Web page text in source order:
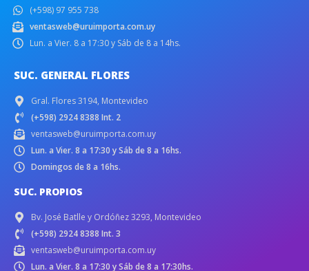
(+598) 97 955 738
ventasweb@uruimporta.com.uy
Lun. a Vier. 8 a 17:30 y Sáb de 8 a 14hs.
SUC. GENERAL FLORES
Gral. Flores 3194, Montevideo
(+598) 2924 8388 Int. 2
ventasweb@uruimporta.com.uy
Lun. a Vier. 8 a 17:30 y Sáb de 8 a 16hs.
Domingos de 8 a 16hs.
SUC. PROPIOS
Bv. José Batlle y Ordóñez 3293, Montevideo
(+598) 2924 8388 Int. 3
ventasweb@uruimporta.com.uy
Lun. a Vier. 8 a 17:30 y Sáb de 8 a 17:30hs.